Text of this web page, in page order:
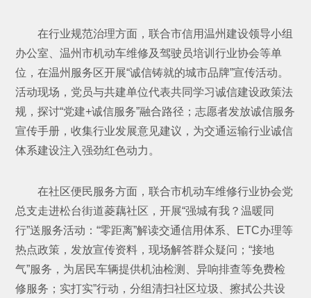
在行业规范治理方面，联合市信用温州建设领导小组
办公室、温州市机动车维修及驾驶员培训行业协会等单
位，在温州服务区开展“诚信铸就的城市品牌”宣传活动。
活动现场，党员与共建单位代表共同学习诚信建设政策法
规，探讨“党建+诚信服务”融合路径；志愿者发放诚信服务
宣传手册，收集行业发展意见建议，为交通运输行业诚信
体系建设注入强劲红色动力。
在社区便民服务方面，联合市机动车维修行业协会党
总支走进松台街道菱藕社区，开展“强城有我？温暖同
行”送服务活动：“零距离”解读交通信用体系、ETC办理等
热点政策，发放宣传资料，现场解答群众疑问；“接地
气”服务，为居民车辆提供机油检测、异响排查等免费检
修服务；实打实”行动，分组清扫社区垃圾、擦拭公共设